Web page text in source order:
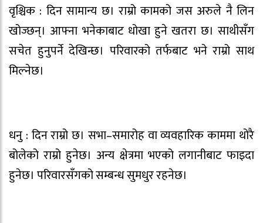
वृश्चिक : दिन सामान्य छ। राम्रो कामको जस अरुले नै लिन
खोज्छन्। आफ्ना भनेकाबाट धोखा हुने खतरा छ। साथीसँग
सचेत हुनुपर्ने देखिन्छ। परिवारको तर्फबाट भने राम्रो साथ
मिल्नेछ।
धनु : दिन राम्रो छ। सभा–समारोह वा व्यवहारिक काममा थोरै
बोलेको राम्रो हुनेछ। अन्य क्षेत्रमा भएको लगानीबाट फाइदा
हुनेछ। परिवारसँगको सम्बन्ध सुमधुर रहनेछ।